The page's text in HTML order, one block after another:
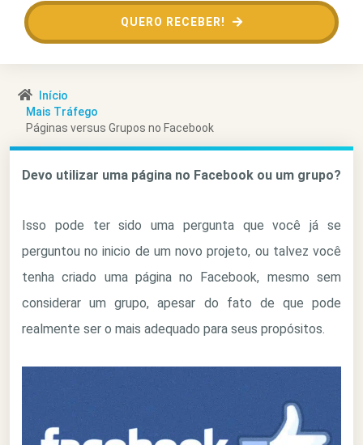
QUERO RECEBER!
Início
Mais Tráfego
Páginas versus Grupos no Facebook
Devo utilizar uma página no Facebook ou um grupo?
Isso pode ter sido uma pergunta que você já se
perguntou no inicio de um novo projeto, ou talvez você
tenha criado uma página no Facebook, mesmo sem
considerar um grupo, apesar do fato de que pode
realmente ser o mais adequado para seus propósitos.